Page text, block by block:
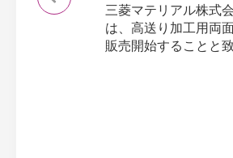
三菱マテリアル株式
は、高送り加工用両
販売開始することと